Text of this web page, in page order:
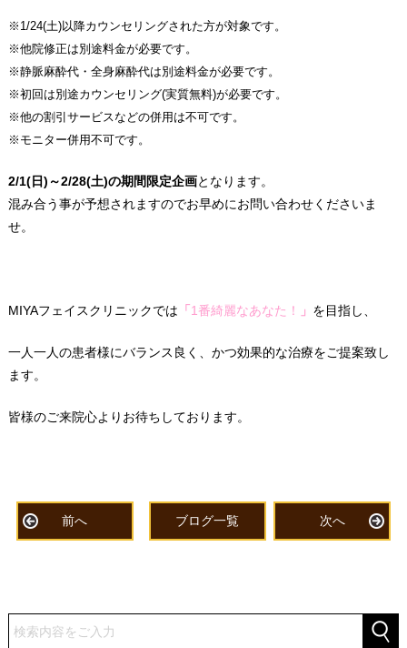
※1/24(土)以降カウンセリングされた方が対象です。
※他院修正は別途料金が必要です。
※静脈麻酔代・全身麻酔代は別途料金が必要です。
※初回は別途カウンセリング(実質無料)が必要です。
※他の割引サービスなどの併用は不可です。
※モニター併用不可です。
2/1(日)～2/28(土)の期間限定企画となります。
混み合う事が予想されますのでお早めにお問い合わせくださいま
せ。
MIYAフェイスクリニックでは 「 1番綺麗なあなた！ 」 を目指し、
一人一人の患者様にバランス良く、かつ効果的な治療をご提案致し
ます。
皆様のご来院心よりお待ちしております。
前へ ブログ一覧 次へ